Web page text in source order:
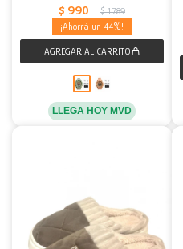
$ 990 $ 1.789
44
LLEGA HOY MVD